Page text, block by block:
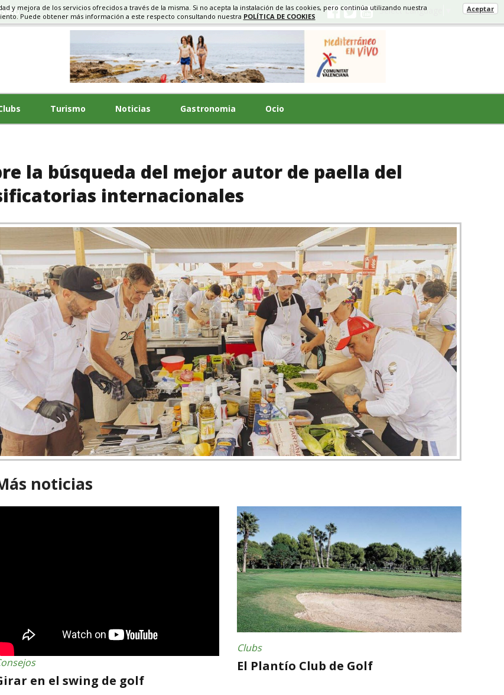
Select Language
Turismo Noticias Gastronomia Ocio
la búsqueda del mejor autor de paella del
internacionales
noticias
en el swing de golf
Clubs
El Plantío Club de Golf
y mejora de los servicios ofrecidos a través de la misma. Si no acepta la instalación de las cookies, pero continúa utilizando nuestra
Puede obtener más información a este respecto consultando nuestra POLÍTICA DE COOKIES
Aceptar